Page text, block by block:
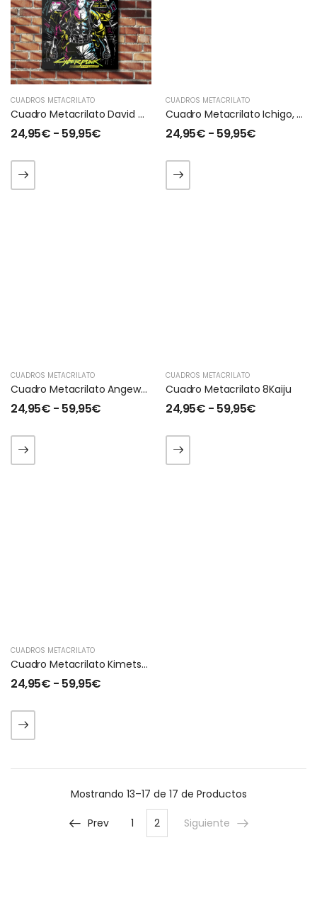
CUADROS METACRILATO
Cuadro Metacrilato David Martinez Cyperpunk
24,95€ - 59,95€
CUADROS METACRILATO
Cuadro Metacrilato Ichigo, Bleach
24,95€ - 59,95€
CUADROS METACRILATO
Cuadro Metacrilato Angewomon
24,95€ - 59,95€
CUADROS METACRILATO
Cuadro Metacrilato 8Kaiju
24,95€ - 59,95€
CUADROS METACRILATO
Cuadro Metacrilato Kimetsu No Yaiba Rengoku
24,95€ - 59,95€
Mostrando 13–17 de 17 de Productos
Prev 1 2 Siguiente